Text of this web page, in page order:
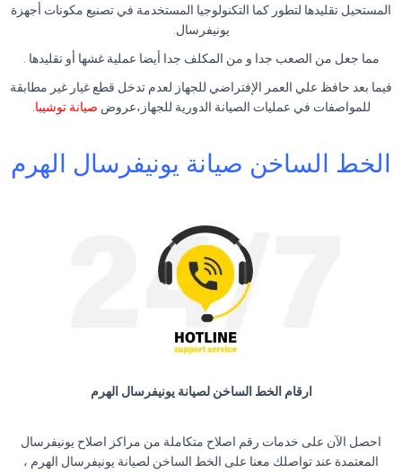
المستحيل تقليدها لتطور كما التكنولوجيا المستخدمة في تصنيع مكونات أجهزة
يونيفرسال.
مما جعل من الصعب جدا و من المكلف جدا أيضا عملية غشها أو تقليدها .
فيما بعد حافظ علي العمر الإفتراضي للجهاز لعدم تدخل قطع غيار غير مطابقة
للمواصفات في عمليات الصيانة الدورية للجهاز،عروض صيانة توشيبا
الخط الساخن صيانة يونيفرسال الهرم
ارقام الخط الساخن لصيانة يونيفرسال الهرم
احصل الآن على خدمات رقم اصلاح متكاملة من مراكز اصلاح يونيفرسال
المعتمدة عند تواصلك معنا على الخط الساخن لصيانة يونيفرسال الهرم ،